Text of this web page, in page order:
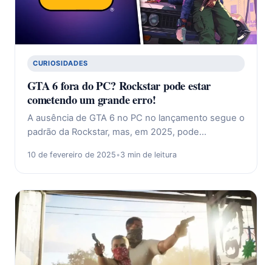
CURIOSIDADES
GTA 6 fora do PC? Rockstar pode estar
cometendo um grande erro!
A ausência de GTA 6 no PC no lançamento segue o
padrão da Rockstar, mas, em 2025, pode…
10 de fevereiro de 2025•3 min de leitura